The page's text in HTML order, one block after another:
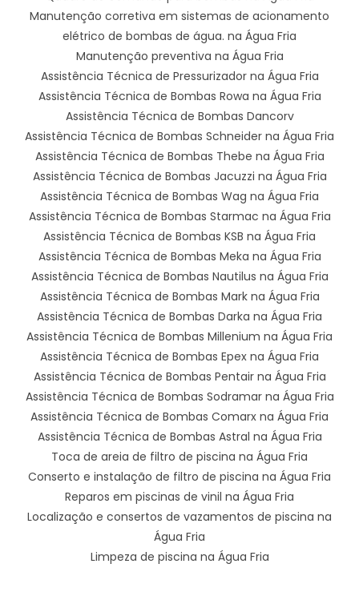
Manutenção corretiva em sistemas de acionamento
elétrico de bombas de água. na Água Fria
Manutenção preventiva na Água Fria
Assistência Técnica de Pressurizador na Água Fria
Assistência Técnica de Bombas Rowa na Água Fria
Assistência Técnica de Bombas Dancorv
Assistência Técnica de Bombas Schneider na Água Fria
Assistência Técnica de Bombas Thebe na Água Fria
Assistência Técnica de Bombas Jacuzzi na Água Fria
Assistência Técnica de Bombas Wag na Água Fria
Assistência Técnica de Bombas Starmac na Água Fria
Assistência Técnica de Bombas KSB na Água Fria
Assistência Técnica de Bombas Meka na Água Fria
Assistência Técnica de Bombas Nautilus na Água Fria
Assistência Técnica de Bombas Mark na Água Fria
Assistência Técnica de Bombas Darka na Água Fria
Assistência Técnica de Bombas Millenium na Água Fria
Assistência Técnica de Bombas Epex na Água Fria
Assistência Técnica de Bombas Pentair na Água Fria
Assistência Técnica de Bombas Sodramar na Água Fria
Assistência Técnica de Bombas Comarx na Água Fria
Assistência Técnica de Bombas Astral na Água Fria
Toca de areia de filtro de piscina na Água Fria
Conserto e instalação de filtro de piscina na Água Fria
Reparos em piscinas de vinil na Água Fria
Localização e consertos de vazamentos de piscina na
Água Fria
Limpeza de piscina na Água Fria